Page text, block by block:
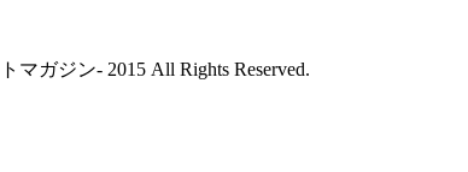
ガジン- 2015 All Rights Reserved.